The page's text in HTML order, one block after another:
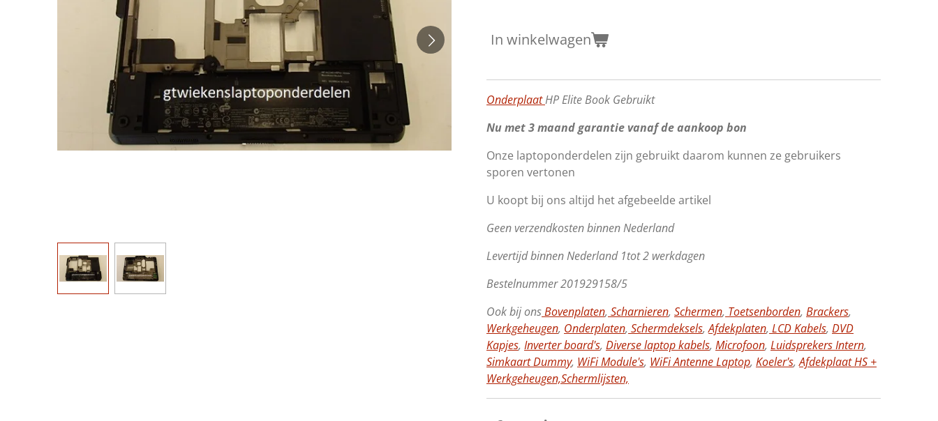
In winkelwagen
OnderplaatHP Elite Book Gebruikt
Nu met 3 maand garantie vanaf de aankoop bon
Onze laptoponderdelen zijn gebruikt daarom kunnen ze gebruikers
sporen vertonen
U koopt bij ons altijd het afgebeelde artikel
Geen verzendkosten binnen Nederland
Levertijd binnen Nederland 1tot 2 werkdagen
Bestelnummer 201929158/5
Ook bij onsBovenplaten, Scharnieren, Schermen, Toetsenborden, Brackers,
Werkgeheugen, Onderplaten, Schermdeksels,Afdekplaten, LCD Kabels, DVD
Kapjes, Inverter board's, Diverse laptop kabels, Microfoon, Luidsprekers Intern,
Simkaart Dummy, WiFi Module's, WiFi Antenne Laptop, Koeler's,Afdekplaat HS +
Werkgeheugen,Schermlijsten,